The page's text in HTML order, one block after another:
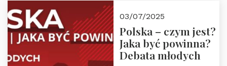
03/07/2025
Polska – czym jest?
Jaka być powinna?
Debata młodych